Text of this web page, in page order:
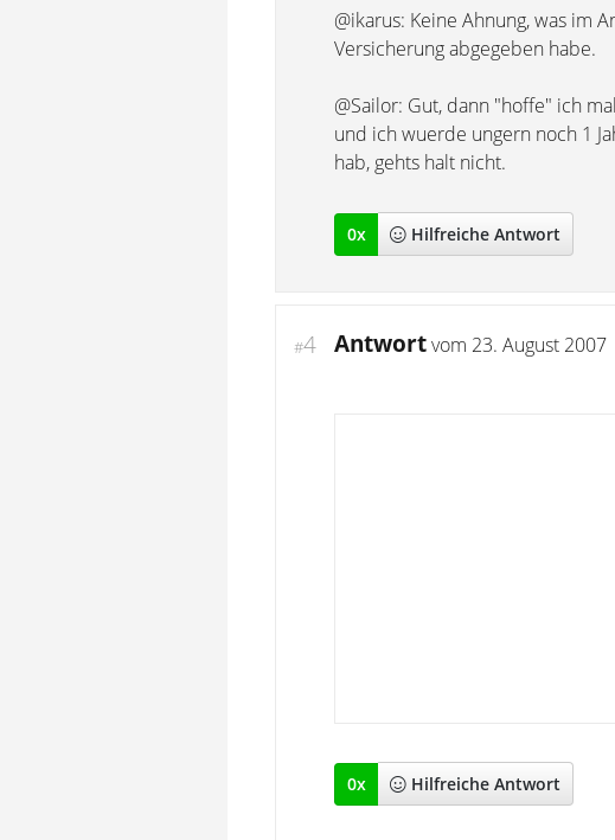
@ikarus: Keine Ahnung, was im
Versicherung abgegeben habe.
@Sailor: Gut, dann "hoffe" ich
und ich wuerde ungern noch 1
hab, gehts halt nicht.
0x Hilfreiche Antwort
#4 Antwortvom 23. August
0x Hilfreiche Antwort